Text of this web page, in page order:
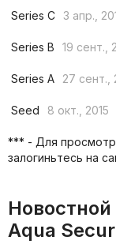
Series C 3 апр.,
Series B
19 сент.,
Series A
27 сент.,
Seed
8 окт., 2015
*** - Для
залогиньтесь на
Aqua